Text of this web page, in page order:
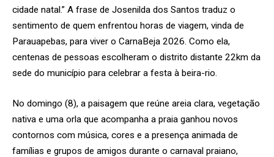
cidade natal.” A frase de Josenilda dos Santos traduz o
sentimento de quem enfrentou horas de viagem, vinda de
Parauapebas, para viver o CarnaBeja 2026. Como ela,
centenas de pessoas escolheram o distrito distante 22km da
sede do município para celebrar a festa à beira-rio.
No domingo (8), a paisagem que reúne areia clara, vegetação
nativa e uma orla que acompanha a praia ganhou novos
contornos com música, cores e a presença animada de
famílias e grupos de amigos durante o carnaval praiano,